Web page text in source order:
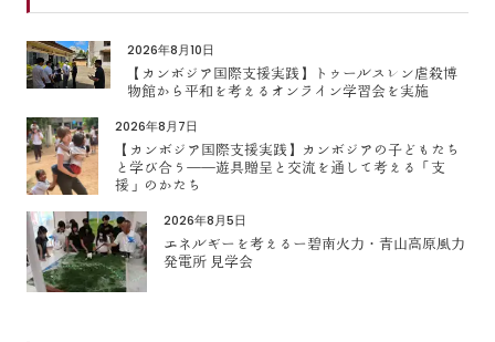
2026年8月10日
【カンボジア国際支援実践】トゥールスレン虐殺博
物館から平和を考えるオンライン学習会を実施
2026年8月7日
【カンボジア国際支援実践】カンボジアの子どもたち
と学び合う――遊具贈呈と交流を通して考える「支
援」のかたち
2026年8月5日
エネルギーを考えるー碧南火力・青山高原風力
発電所 見学会